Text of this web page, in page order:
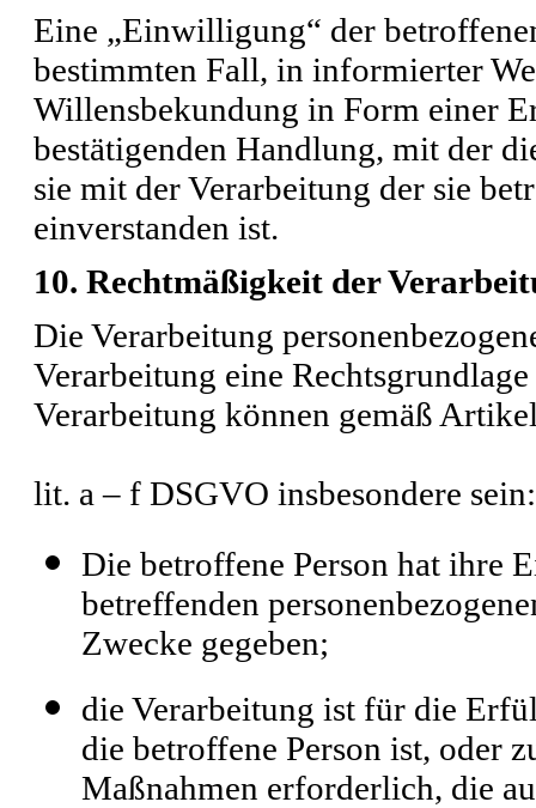
Eine „Einwilligung“ der
bestimmten Fall, in informierter
Willensbekundung in Form einer
bestätigenden Handlung, mit der
sie mit der Verarbeitung der sie
einverstanden ist.
10. Rechtmäßigkeit der
Die Verarbeitung
Verarbeitung eine
Verarbeitung können gemäß
lit. a – f DSGVO insbesondere sein:
Die betroffene Person hat ihre
betreffenden
Zwecke gegeben;
die Verarbeitung ist für die
die betroffene Person ist, oder
Maßnahmen erforderlich, die